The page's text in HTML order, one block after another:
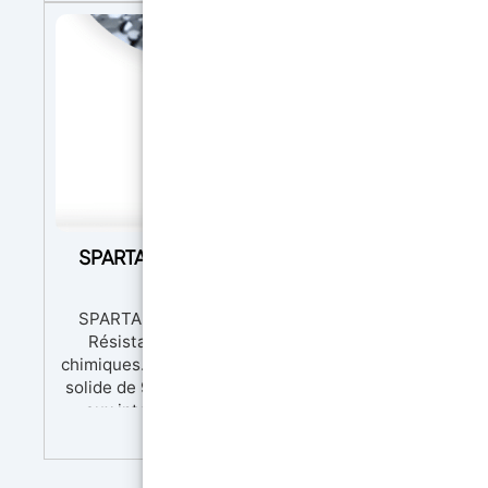
SPARTA Top Finition Polyaspartique avec
SPARTA Top : Finition Polyaspartique avec 98% de
Résistance exceptionnelle à l’usure, aux rayures
chimiques. C'est un vernis autolissant ultra-résistant,
solide de 98 %, offrant une durabilité exceptionnelle
aux intempéries et au jaunissement.
finition durable. Autolissant : Application facile sans